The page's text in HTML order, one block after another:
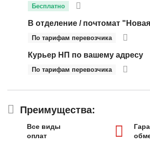
Бесплатно
В отделение / почтомат
По тарифам перевозчика
Курьер НП по вашему адресу
По тарифам перевозчика
Преимущества:
Все виды
оплат